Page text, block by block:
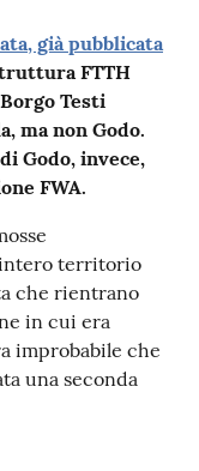
già pubblicata
FTTH
Testi
ma non Godo.
Godo, invece,
FWA.
territorio
che rientrano
in cui era
improbabile che
una seconda